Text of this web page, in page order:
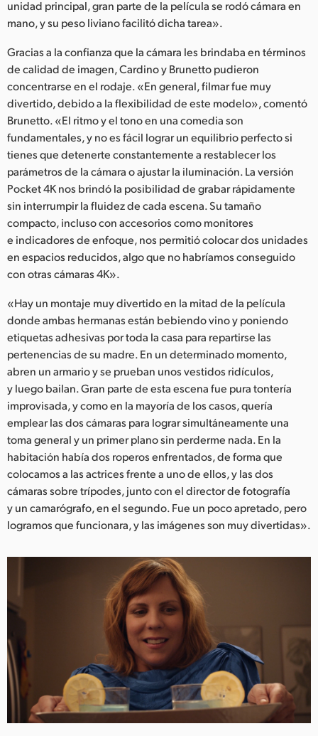
unidad principal, gran parte de la película se rodó cámara en
mano, y su peso liviano facilitó dicha tarea».
Gracias a la confianza que la cámara les brindaba en términos
de calidad de imagen, Cardino y Brunetto pudieron
concentrarse en el rodaje. «En general, filmar fue muy
divertido, debido a la flexibilidad de este modelo», comentó
Brunetto. «El ritmo y el tono en una comedia son
fundamentales, y no es fácil lograr un equilibrio perfecto si
tienes que detenerte constantemente a restablecer los
parámetros de la cámara o ajustar la iluminación. La versión
Pocket 4K nos brindó la posibilidad de grabar rápidamente
sin interrumpir la fluidez de cada escena. Su tamaño
compacto, incluso con accesorios como monitores
e indicadores de enfoque, nos permitió colocar dos unidades
en espacios reducidos, algo que no habríamos conseguido
con otras cámaras 4K».
«Hay un montaje muy divertido en la mitad de la película
donde ambas hermanas están bebiendo vino y poniendo
etiquetas adhesivas por toda la casa para repartirse las
pertenencias de su madre. En un determinado momento,
abren un armario y se prueban unos vestidos ridículos,
y luego bailan. Gran parte de esta escena fue pura tontería
improvisada, y como en la mayoría de los casos, quería
emplear las dos cámaras para lograr simultáneamente una
toma general y un primer plano sin perderme nada. En la
habitación había dos roperos enfrentados, de forma que
colocamos a las actrices frente a uno de ellos, y las dos
cámaras sobre trípodes, junto con el director de fotografía
y un camarógrafo, en el segundo. Fue un poco apretado, pero
logramos que funcionara, y las imágenes son muy divertidas».